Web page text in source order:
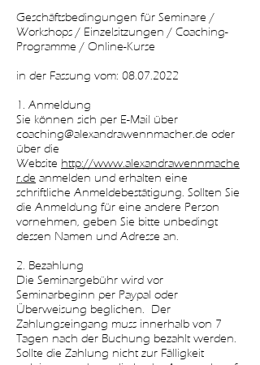
Geschäftsbedingungen für Seminare /
Workshops / Einzelsitzungen / Coaching-
Programme / Online-Kurse
in der Fassung vom: 08.07.2022
1. Anmeldung
Sie können sich per E-Mail über
coaching@alexandrawennmacher.de oder
über die
Website http://www.alexandrawennmache
r.de anmelden und erhalten eine
schriftliche Anmeldebestätigung. Sollten Sie
die Anmeldung für eine andere Person
vornehmen, geben Sie bitte unbedingt
dessen Namen und Adresse an.
2. Bezahlung
Die Seminargebühr wird vor
Seminarbeginn per Paypal oder
Überweisung beglichen. Der
Zahlungseingang muss innerhalb von 7
Tagen nach der Buchung bezahlt werden.
Sollte die Zahlung nicht zur Fälligkeit